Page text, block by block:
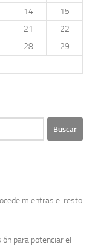
14
15
21
22
28
29
mientras el resto
para potenciar el